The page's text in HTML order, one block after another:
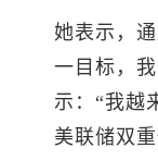
她表示，
一目标，
示：“我越
美联储双